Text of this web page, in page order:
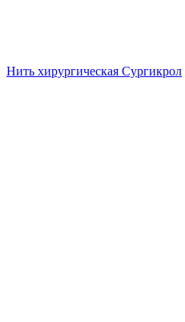
Нить хирургическая Сургикрол